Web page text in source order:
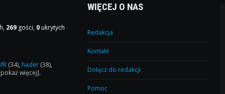
269 gości, 0 ukrytych
(34), hader (38),
więcej].
WIĘCEJ O NAS
Redakcja
Kontakt
Dołącz do redakcji
Pomoc